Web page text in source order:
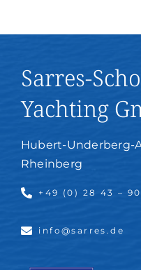
Sarres-
Yachting
Hubert-Underberg-
Rheinberg
+49 (0) 28 43 –
info@sarres.de